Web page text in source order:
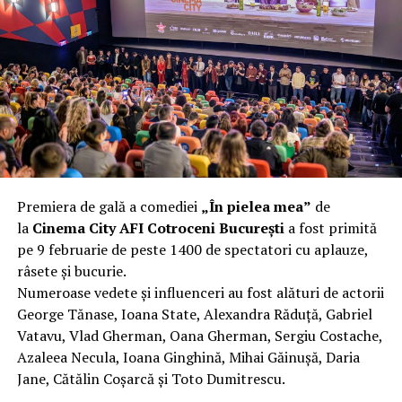
40 km/h. Nu s-a prăbușit, dar s-a deformat atât de tare
încât nu a mai putut fi pliat. Proprietarul l-a aruncat la
fier vechi a doua zi. Asta ca să fie clar de la început: nu
vorbim despre preferințe estetice, ci despre
funcționalitate reală.
Aluminiul, pe scurt: ușor,
rezistent la coroziune, dar cu
nuanțe
Aluminiul e materialul care apare primul în conversație
când cineva caută un pavilion ușor. Și pe bună dreptate.
Densitatea aluminiului e de aproximativ 2,7 g/cm³, față
de circa 7,8 g/cm³ pentru oțel. Practic, la un volum
identic, aluminiul cântărește cam o treime din greutatea
oțelului. Pentru oricine transportă, montează și
demontează frecvent o structură, diferența asta se
Premiera de gală a comediei „În pielea mea” de
la Cinema City AFI Cotroceni Bucureștia fost primită
pe 9 februarie de peste 1400 de spectatori cu aplauze,
râsete și bucurie.
Numeroase vedete și influenceri au fost alături de actorii
George Tănase, Ioana State, Alexandra Răduță, Gabriel
Vatavu, Vlad Gherman, Oana Gherman, Sergiu Costache,
Azaleea Necula, Ioana Ginghină, Mihai Găinușă, Daria
Jane, Cătălin Coșarcă și Toto Dumitrescu.